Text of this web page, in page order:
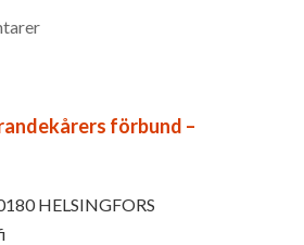
förbund –
HELSINGFORS